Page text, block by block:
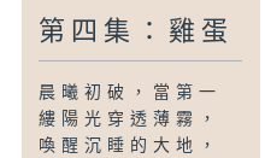
第四集：雞蛋
晨曦初破，當第一
縷陽光穿透薄霧，
喚醒沉睡的大地，